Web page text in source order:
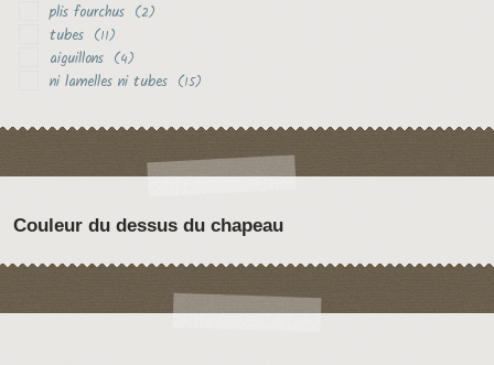
plis fourchus (2)
tubes (11)
aiguillons (4)
ni lamelles ni tubes (15)
Couleur du dessus du chapeau